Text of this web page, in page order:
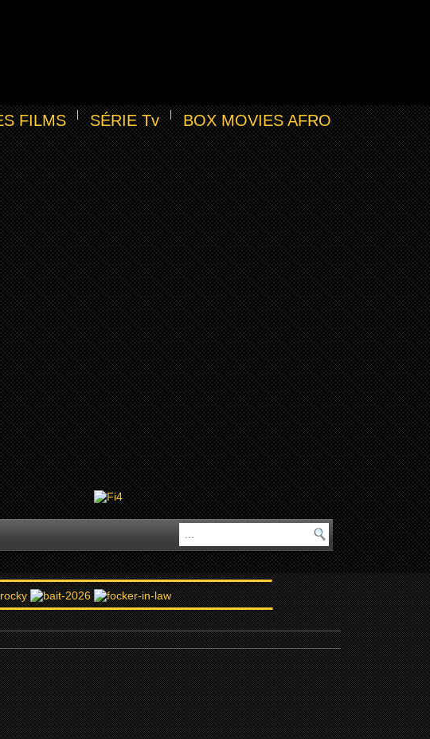
FILMS SÉRIE Tv BOX MOVIES AFRO